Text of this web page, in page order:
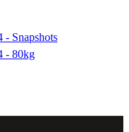
Snapshots
- 80kg